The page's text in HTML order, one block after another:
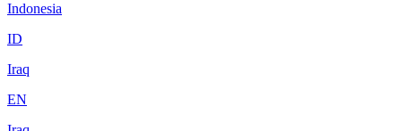
Indonesia
ID
Iraq
EN